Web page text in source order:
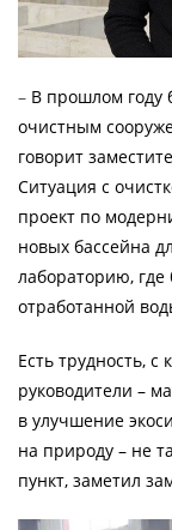
– В прошлом году
очистным
говорит
Ситуация с
проект по
новых бассейна
лабораторию,
отработанной
Есть трудность, с
руководители –
в улучшение
на природу – не
пункт, заметил